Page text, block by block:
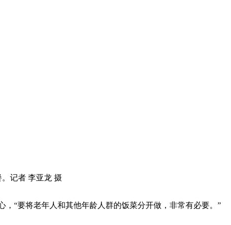
记者 李亚龙 摄
“要将老年人和其他年龄人群的饭菜分开做，非常有必要。”